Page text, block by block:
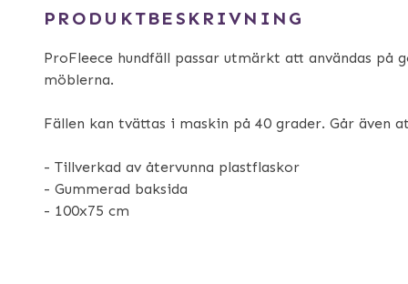
PRODUKTBESKRIVNING
ProFleece hundfäll passar utmärkt att användas på
möblerna.
Fällen kan tvättas i maskin på 40 grader. Går även
- Tillverkad av återvunna plastflaskor
- Gummerad baksida
- 100x75 cm